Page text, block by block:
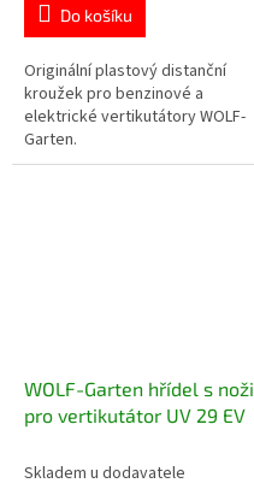
Do košíku
Originální plastový distanční
kroužek pro benzinové a
elektrické vertikutátory WOLF-
Garten.
WOLF-Garten hřídel s noži
pro vertikutátor UV 29 EV
Skladem u dodavatele